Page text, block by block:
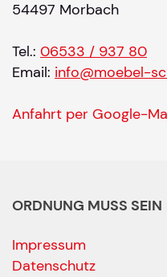
54497 Morbach
Tel.: 06533 / 937 80
Email: info@moebel-
Anfahrt per Google-
ORDNUNG MUSS SEIN
Impressum
Datenschutz